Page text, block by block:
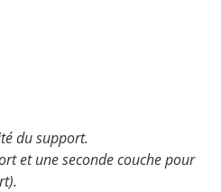
du support.
et une seconde couche pour